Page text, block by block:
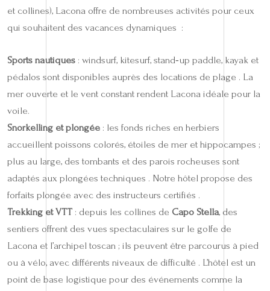
et collines), Lacona offre de nombreuses activités pour ceux
qui souhaitent des vacances dynamiques :
Sports nautiques : windsurf, kitesurf, stand‑up paddle, kayak et
pédalos sont disponibles auprès des locations de plage . La
mer ouverte et le vent constant rendent Lacona idéale pour la
voile.
Snorkelling et plongée : les fonds riches en herbiers
accueillent poissons colorés, étoiles de mer et hippocampes ;
plus au large, des tombants et des parois rocheuses sont
adaptés aux plongées techniques . Notre hôtel propose des
forfaits plongée avec des instructeurs certifiés .
Trekking et VTT : depuis les collines de Capo Stella, des
sentiers offrent des vues spectaculaires sur le golfe de
Lacona et l’archipel toscan ; ils peuvent être parcourus à pied
ou à vélo, avec différents niveaux de difficulté . L’hôtel est un
point de base logistique pour des événements comme la